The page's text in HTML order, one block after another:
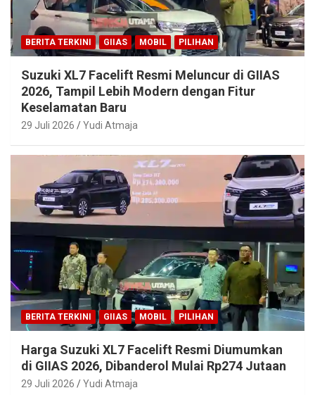
BERITA TERKINI GIIAS MOBIL PILIHAN
Suzuki XL7 Facelift Resmi Meluncur di GIIAS
2026, Tampil Lebih Modern dengan Fitur
Keselamatan Baru
29 Juli 2026 Yudi Atmaja
BERITA TERKINI GIIAS MOBIL PILIHAN
Harga Suzuki XL7 Facelift Resmi Diumumkan
di GIIAS 2026, Dibanderol Mulai Rp274 Jutaan
29 Juli 2026 Yudi Atmaja